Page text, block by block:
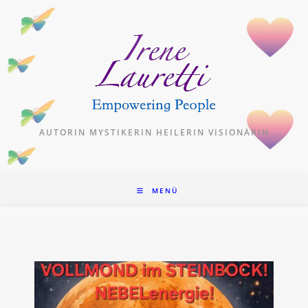
Inhalt
AUTORIN MYSTIKERIN HEILERIN VISIONÄRIN
MENÜ